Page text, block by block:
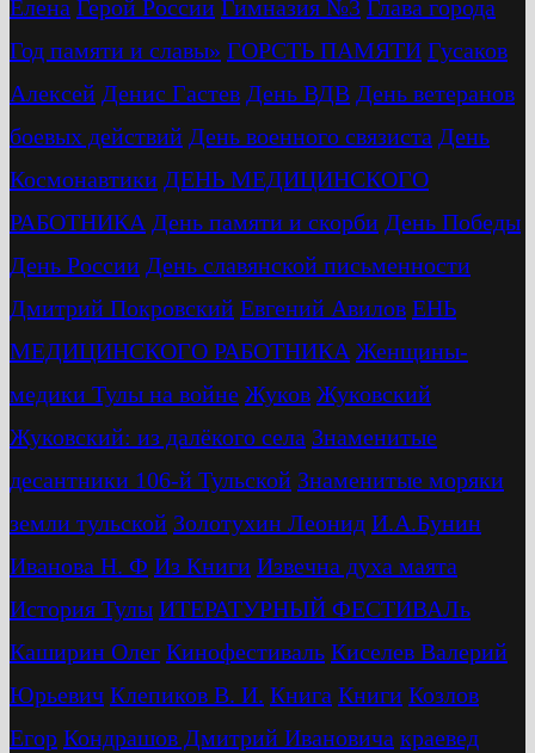
Елена Герой России Гимназия №3 Глава города
Год памяти и славы» ГОРСТЬ ПАМЯТИ Гусаков
Алексей Денис Гастев День ВДВ День ветеранов
боевых действий День военного связиста День
Космонавтики ДЕНЬ МЕДИЦИНСКОГО
РАБОТНИКА День памяти и скорби День Победы
День России День славянской письменности
Дмитрий Покровский Евгений Авилов ЕНЬ
МЕДИЦИНСКОГО РАБОТНИКА Женщины-
медики Тулы на войне Жуков Жуковский
Жуковский: из далёкого села Знаменитые
десантники 106-й Тульской Знаменитые моряки
земли тульской Золотухин Леонид И.А.Бунин
Иванова Н. Ф Из Книги Извечна духа маята
История Тулы ИТЕРАТУРНЫЙ ФЕСТИВАЛь
Каширин Олег Кинофестиваль Киселев Валерий
Юрьевич Клепиков В. И. Книга Книги Козлов
Егор Кондрашов Дмитрий Ивановича краевед